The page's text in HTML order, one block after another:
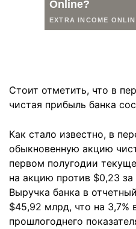
Стоит отметить, что в
чистая прибыль банка
Как стало известно, в
обыкновенную акцию
первом полугодии
на акцию против $0,23
Выручка банка в
$45,92 млрд, что на 3,7%
прошлогоднего